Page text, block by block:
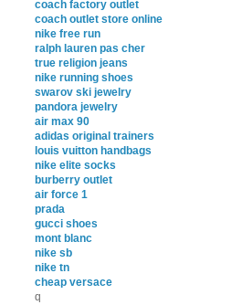
coach factory outlet
coach outlet store online
nike free run
ralph lauren pas cher
true religion jeans
nike running shoes
swarov ski jewelry
pandora jewelry
air max 90
adidas original trainers
louis vuitton handbags
nike elite socks
burberry outlet
air force 1
prada
gucci shoes
mont blanc
nike sb
nike tn
cheap versace
q